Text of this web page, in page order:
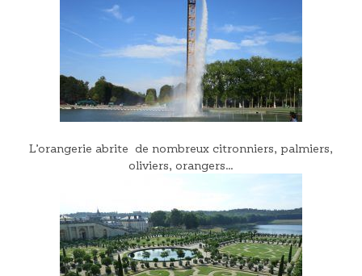
L’orangerie abrite de nombreux citronniers, palmiers,
oliviers, orangers…